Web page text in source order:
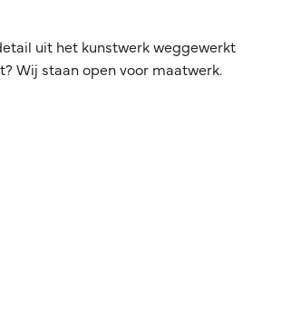
uit het kunstwerk weggewerkt
Wij staan open voor maatwerk.